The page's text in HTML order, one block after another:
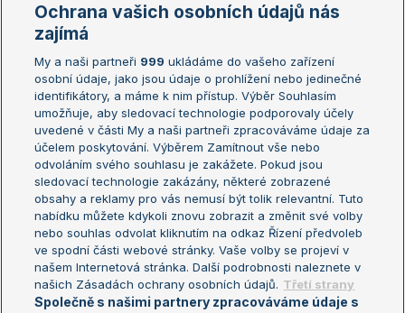
Žebříčky
Žebříček ATP (muži)
Žebříček WTA (ženy)
Sázkařský žebříček
Australian Open
French Open
Wimbledon
US Open
Turnaj mistrů
Turnaj mistryň
Aktualní trendy
Fotbalové přestupy
Livesport Daily
LS Prague Open
Ochrana vašich osobních údajů nás
zajímá
My a naši partneři 999 ukládáme do vašeho zařízení
osobní údaje, jako jsou údaje o prohlížení nebo jedinečné
identifikátory, a máme k nim přístup. Výběr Souhlasím
umožňuje, aby sledovací technologie podporovaly účely
uvedené v části My a naši partneři zpracováváme údaje za
účelem poskytování. Výběrem Zamítnout vše nebo
odvoláním svého souhlasu je zakážete. Pokud jsou
sledovací technologie zakázány, některé zobrazené
obsahy a reklamy pro vás nemusí být tolik relevantní. Tuto
nabídku můžete kdykoli znovu zobrazit a změnit své volby
nebo souhlas odvolat kliknutím na odkaz Řízení předvoleb
ve spodní části webové stránky. Vaše volby se projeví v
našem Internetová stránka. Další podrobnosti naleznete v
našich Zásadách ochrany osobních údajů. Třetí strany
Společně s našimi partnery zpracováváme údaje s